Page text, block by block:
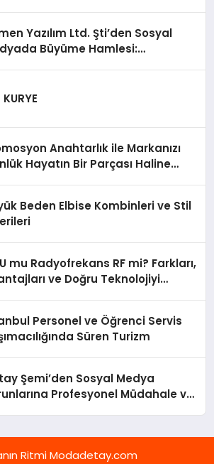
Yazılım Ltd. Şti’den Sosyal
Büyüme Hamlesi:
Anahtarlık ile Markanızı
Hayatın Bir Parçası Haline
Beden Elbise Kombinleri ve Stil
mu Radyofrekans RF mi? Farkları,
ve Doğru Teknolojiyi
Personel ve Öğrenci Servis
Süren Turizm
Şemi’den Sosyal Medya
Profesyonel Müdahale ve
Ritmi Modadetay.com